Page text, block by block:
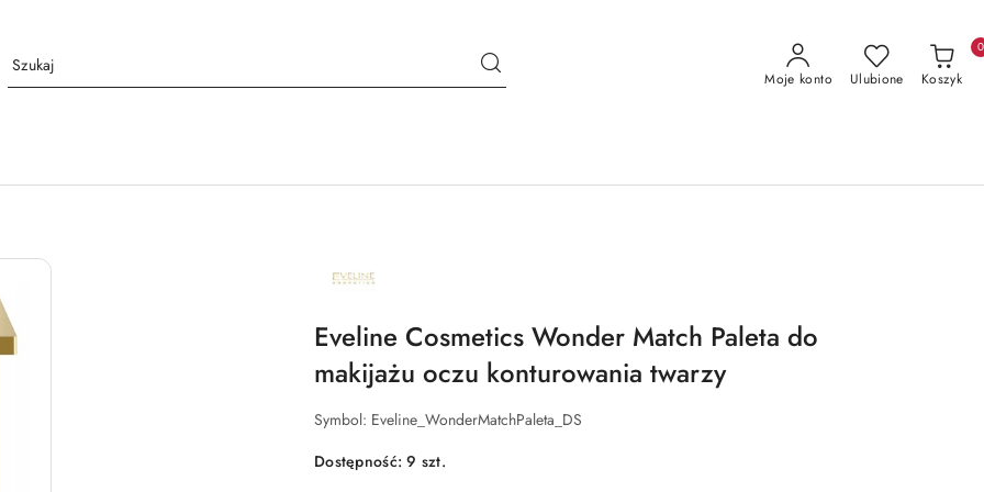
Moje konto Ulubione Koszyk
0
PRODUCENTA:
Eveline Cosmetics Wonder Match Paleta do
makijażu oczu konturowania twarzy
Symbol: Eveline_WonderMatchPaleta_DS
Dostępność:9 szt.